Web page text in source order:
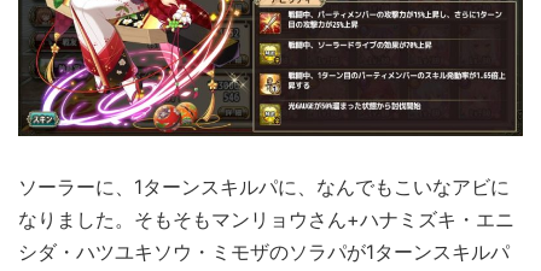
ソーラーに、1ターンスキルパに、なんでもこいなアビに
なりました。そもそもマンリョウさん+ハナミズキ・エニ
シダ・ハツユキソウ・ミモザのソラパが1ターンスキルパ